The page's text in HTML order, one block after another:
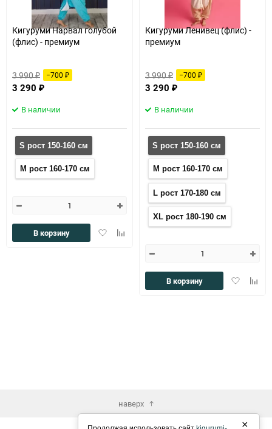
Кигуруми Нарвал голубой
(флис) - премиум
3 990₽ −700 ₽
3 290 ₽
В наличии
S рост 150-160 см
M рост 160-170 см
ДобавитьДобавить
сравнению
В корзину
Кигуруми Ленивец (флис) -
премиум
3 990₽ −700 ₽
3 290 ₽
В наличии
S рост 150-160 см
M рост 160-170 см
L рост 170-180 см
XL рост 180-190 см
Добавить
В корзину
наверх
×